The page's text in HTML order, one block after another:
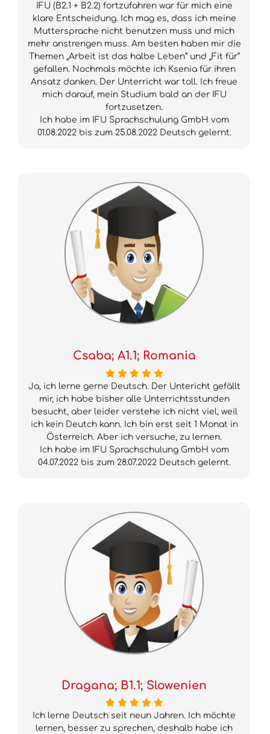
IFU (B2.1 + B2.2) fortzufahren war für mich eine
klare Entscheidung. Ich mag es, dass ich meine
Muttersprache nicht benutzen muss und mich
mehr anstrengen muss. Am besten haben mir die
Themen „Arbeit ist das halbe Leben“ und „Fit für“
gefallen. Nochmals möchte ich Ksenia für ihren
Ansatz danken. Der Unterricht war toll. Ich freue
mich darauf, mein Studium bald an der IFU
fortzusetzen.
Ich habe im IFU Sprachschulung GmbH vom
01.08.2022 bis zum 25.08.2022 Deutsch gelernt.
Csaba; A1.1; Romania
Ja, ich lerne gerne Deutsch. Der Untericht gefällt
mir, ich habe bisher alle Unterrichtsstunden
besucht, aber leider verstehe ich nicht viel, weil
ich kein Deutch kann. Ich bin erst seit 1 Monat in
Österreich. Aber ich versuche, zu lernen.
Ich habe im IFU Sprachschulung GmbH vom
04.07.2022 bis zum 28.07.2022 Deutsch gelernt.
Dragana; B1.1; Slowenien
Ich lerne Deutsch seit neun Jahren. Ich möchte
lernen, besser zu sprechen, deshalb habe ich